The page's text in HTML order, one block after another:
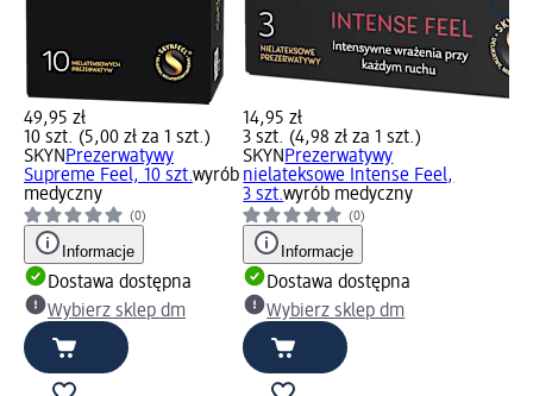
49,95 zł
10 szt. (5,00 zł za 1 szt.)
SKYN Prezerwatywy
Supreme Feel, 10 szt.wyrób
medyczny
(0)
Informacje
Dostawa dostępna
Wybierz sklep dm
14,95 zł
3 szt. (4,98 zł za 1 szt.)
SKYN Prezerwatywy
nielateksowe Intense Feel,
3 szt.wyrób medyczny
(0)
Informacje
Dostawa dostępna
Wybierz sklep dm